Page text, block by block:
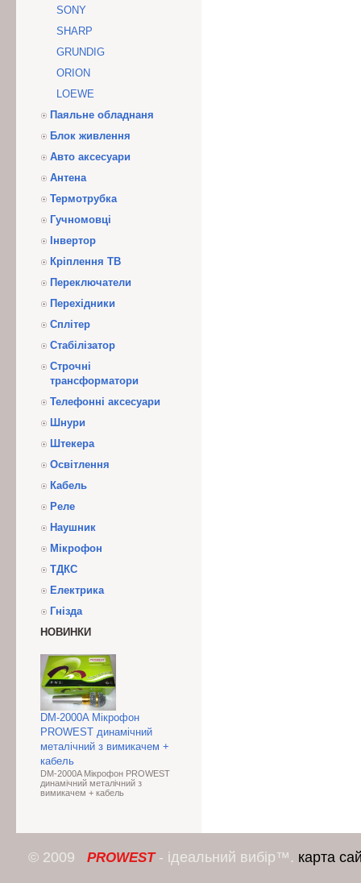
SONY
SHARP
GRUNDIG
ORION
LOEWE
Паяльне обладнаня
Блок живлення
Авто аксесуари
Антена
Термотрубка
Гучномовці
Інвертор
Кріплення ТВ
Переключатели
Перехідники
Сплітер
Стабілізатор
Строчні
трансформатори
Телефонні аксесуари
Шнури
Штекера
Освітлення
Кабель
Реле
Наушник
Мікрофон
ТДКС
Електрика
Гнізда
НОВИНКИ
DM-2000A Мікрофон
PROWEST динамічний
металічний з вимикачем +
кабель
DM-2000A Мікрофон PROWEST
динамічний металічний з
вимикачем + кабель
© 2009 PROWEST- ідеальний вибір™. карта